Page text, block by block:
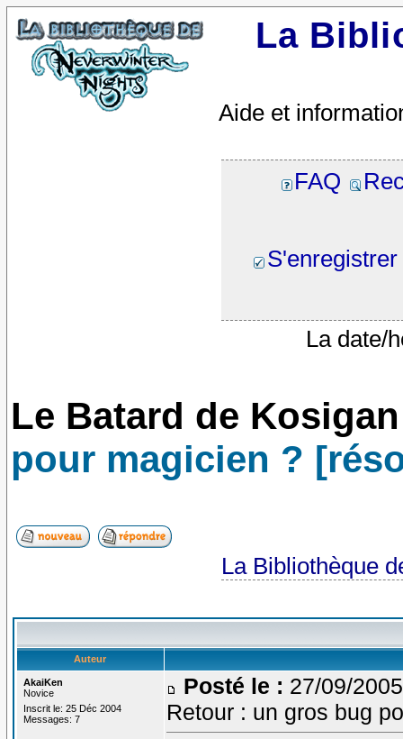
La
Aide et
FAQ
S'enregistrer
La date/
Le Batard de
pour magicien ?
La Bibliothèque
Auteur
AkaiKen
Novice
Inscrit le: 25 Déc 2004
Messages: 7
Posté le : 27/09/
Retour : un gros bug